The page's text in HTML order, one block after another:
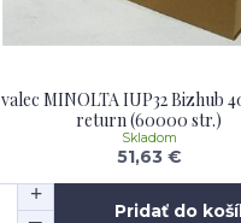
valec MINOLTA IUP32 Bizhub
return (60000 str.)
51,63 €
Skladom
Pridať do